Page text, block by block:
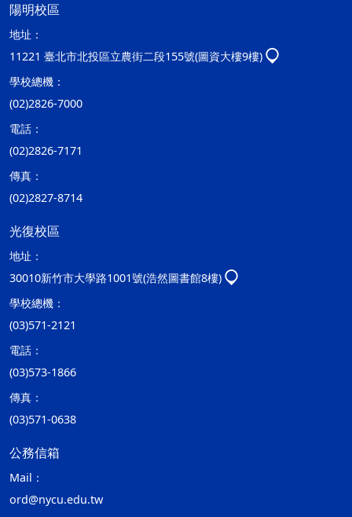
陽明校區
地址：
11221 臺北市北投區立農街二段155號(圖資大樓9樓)
學校總機：
(02)2826-7000
電話：
(02)2826-7171
傳真：
(02)2827-8714
光復校區
地址：
30010新竹市大學路1001號(浩然圖書館8樓)
學校總機：
(03)571-2121
電話：
(03)573-1866
傳真：
(03)571-0638
公務信箱
Mail：
ord@nycu.edu.tw